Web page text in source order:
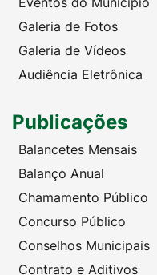
Galeria de Fotos
Galeria de Vídeos
Audiência Eletrônica
Publicações
Balancetes Mensais
Balanço Anual
Chamamento Público
Concurso Público
Conselhos Municipais
Contrato e Aditivos